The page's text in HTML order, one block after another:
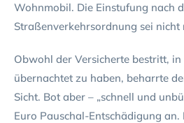
Wohnmobil. Die Einstufung nach
Straßenverkehrsordnung sei nicht
Obwohl der Versicherte bestritt, in
übernachtet zu haben, beharrte
Sicht. Bot aber – „schnell und
Euro Pauschal-Entschädigung an.